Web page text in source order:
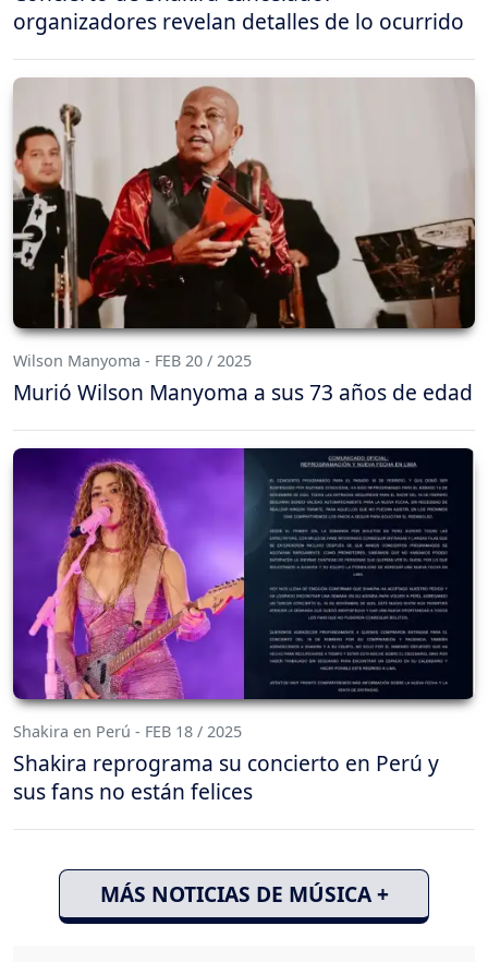
organizadores revelan detalles de lo ocurrido
Wilson Manyoma - FEB 20 / 2025
Murió Wilson Manyoma a sus 73 años de edad
Shakira en Perú - FEB 18 / 2025
Shakira reprograma su concierto en Perú y
sus fans no están felices
MÁS NOTICIAS DE MÚSICA +